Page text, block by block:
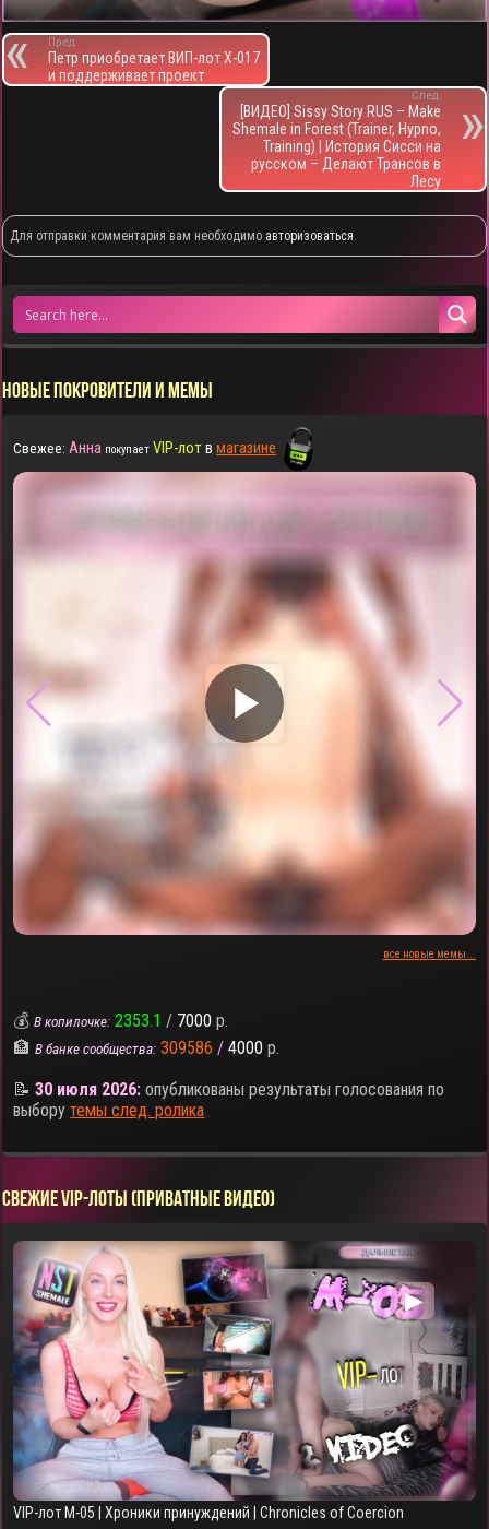
Пред.
Петр приобретает ВИП-лот X-017
и поддерживает проект
След.
[ВИДЕО] Sissy Story RUS – Make
Shemale in Forest (Trainer, Hypno,
Training) | История Сисси на
русском – Делают Трансов в
Лесу
Для отправки комментария вам необходимо авторизоваться
НОВЫЕ ПОКРОВИТЕЛИ И МЕМЫ
Свежее: Анна покупает VIP-лотвмагазине
▶
все новые мемы...
💰В копилочке: 2353.1 / 7000 р.
🏦В банке сообщества: 309586 / 4000 р.
📝30 июля 2026: опубликованы результаты голосования по
выборутемы след. ролика
СВЕЖИЕ VIP-ЛОТЫ (ПРИВАТНЫЕ ВИДЕО)
▶
VIP-лот M-05 | Хроники принуждений | Chronicles of Coercion